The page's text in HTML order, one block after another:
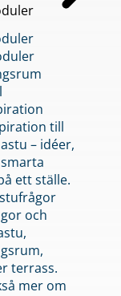
till
– idéer,
ett ställe.
och
terrass.
mer om